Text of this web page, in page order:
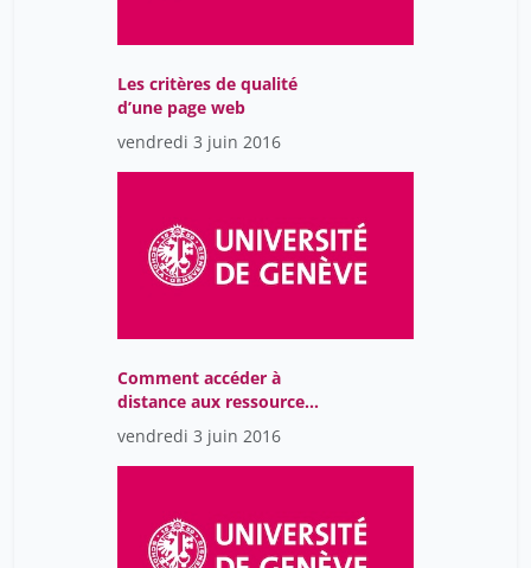
Les critères de qualité
d’une page web
vendredi 3 juin 2016
Comment accéder à
distance aux ressources
électroniques
vendredi 3 juin 2016